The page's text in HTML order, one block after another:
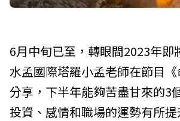
6月中旬已至，轉眼間2023年即
水孟國際塔羅小孟老師在節目《
分享，下半年能夠苦盡甘來的3
投資、感情和職場的運勢有所